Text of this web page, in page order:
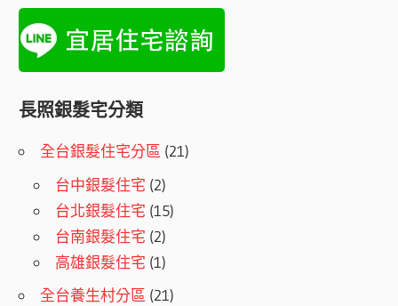
長照銀髮宅分類
全台銀髮住宅分區 (21)
台中銀髮住宅 (2)
台北銀髮住宅 (15)
台南銀髮住宅 (2)
高雄銀髮住宅 (1)
全台養生村分區 (21)